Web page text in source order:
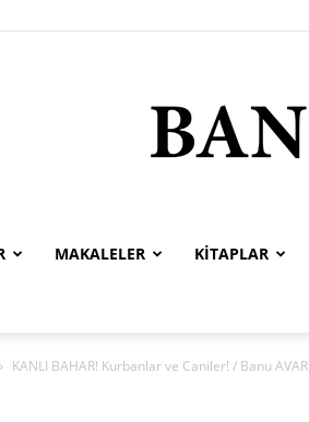
MAKALELER KITAPLAR
KANLI BAHAR! Kurbanlar ve Caniler! / Banu AVAR